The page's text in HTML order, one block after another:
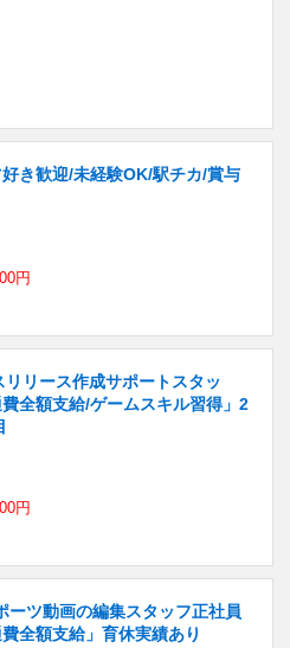
き歓迎/未経験OK/駅チカ/賞与
円
リリース作成サポートスタッ
全額支給/ゲームスキル習得」2
円
ーツ動画の編集スタッフ正社員
全額支給」育休実績あり